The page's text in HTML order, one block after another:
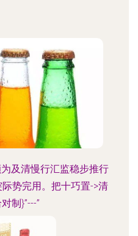
及清慢行汇监稳步推行
势完用。把十巧置->清
制}”---”